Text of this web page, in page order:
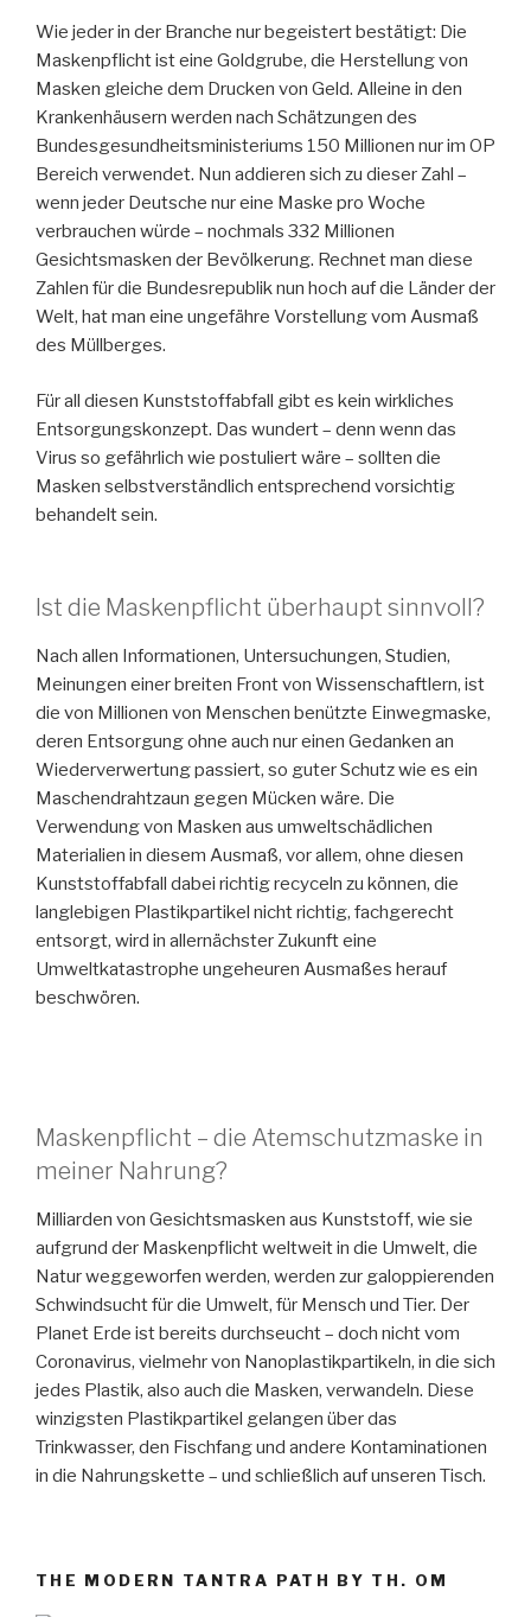
Wie jeder in der Branche nur begeistert bestätigt: Die
Maskenpflicht ist eine Goldgrube, die Herstellung von
Masken gleiche dem Drucken von Geld. Alleine in den
Krankenhäusern werden nach Schätzungen des
Bundesgesundheitsministeriums 150 Millionen nur im OP
Bereich verwendet. Nun addieren sich zu dieser Zahl –
wenn jeder Deutsche nur eine Maske pro Woche
verbrauchen würde – nochmals 332 Millionen
Gesichtsmasken der Bevölkerung. Rechnet man diese
Zahlen für die Bundesrepublik nun hoch auf die Länder der
Welt, hat man eine ungefähre Vorstellung vom Ausmaß
des Müllberges.
Für all diesen Kunststoffabfall gibt es kein wirkliches
Entsorgungskonzept. Das wundert – denn wenn das
Virus so gefährlich wie postuliert wäre – sollten die
Masken selbstverständlich entsprechend vorsichtig
behandelt sein.
Ist die Maskenpflicht überhaupt sinnvoll?
Nach allen Informationen, Untersuchungen, Studien,
Meinungen einer breiten Front von Wissenschaftlern, ist
die von Millionen von Menschen benützte Einwegmaske,
deren Entsorgung ohne auch nur einen Gedanken an
Wiederverwertung passiert, so guter Schutz wie es ein
Maschendrahtzaun gegen Mücken wäre. Die
Verwendung von Masken aus umweltschädlichen
Materialien in diesem Ausmaß, vor allem, ohne diesen
Kunststoffabfall dabei richtig recyceln zu können, die
langlebigen Plastikpartikel nicht richtig, fachgerecht
entsorgt, wird in allernächster Zukunft eine
Umweltkatastrophe ungeheuren Ausmaßes herauf
beschwören.
Maskenpflicht – die Atemschutzmaske in
meiner Nahrung?
Milliarden von Gesichtsmasken aus Kunststoff, wie sie
aufgrund der Maskenpflicht weltweit in die Umwelt, die
Natur weggeworfen werden, werden zur galoppierenden
Schwindsucht für die Umwelt, für Mensch und Tier. Der
Planet Erde ist bereits durchseucht – doch nicht vom
Coronavirus, vielmehr von Nanoplastikpartikeln, in die sich
jedes Plastik, also auch die Masken, verwandeln. Diese
winzigsten Plastikpartikel gelangen über das
Trinkwasser, den Fischfang und andere Kontaminationen
in die Nahrungskette – und schließlich auf unseren Tisch.
THE MODERN TANTRA PATH BY TH. OM